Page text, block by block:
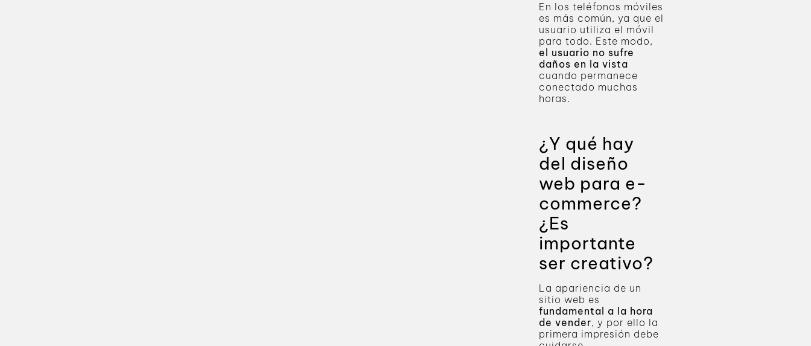
En los teléfonos móviles
es más común, ya que el
usuario utiliza el móvil
para todo. Este modo,
el usuario no sufre
daños en la vista
cuando permanece
conectado muchas
horas.
¿Y qué hay
del diseño
web para e-
commerce?
¿Es
importante
ser creativo?
La apariencia de un
sitio web es
fundamental a la hora
de vender, y por ello la
primera impresión debe